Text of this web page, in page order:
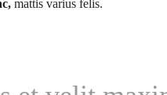
mattis varius felis.